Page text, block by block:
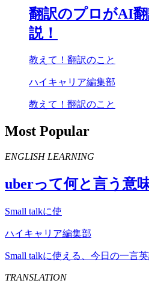
翻訳のプロがAI
説！
教えて！翻訳のこと
ハイキャリア編集部
教えて！翻訳のこと
Most Popular
ENGLISH LEARNING
uberって何と言う意
Small talkに使
ハイキャリア編集部
Small talkに使える、今日の一言
TRANSLATION